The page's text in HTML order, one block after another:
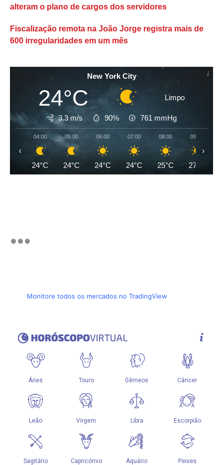
alteram o plano de cargos dos servidores
Fiscalização remota na João Jorge registra mais de
600 irregularidades em um mês
New York City
24°C Limpo
3.3 m/s 90% 761 mmHg
04:00
24°C
05:00
24°C
06:00
24°C
07:00
24°C
08:00
25°C
09:00
27°C
‹ ›
Monitore todos os mercados no TradingView